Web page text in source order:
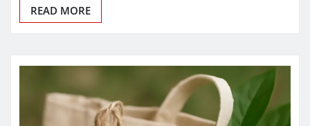
READ MORE